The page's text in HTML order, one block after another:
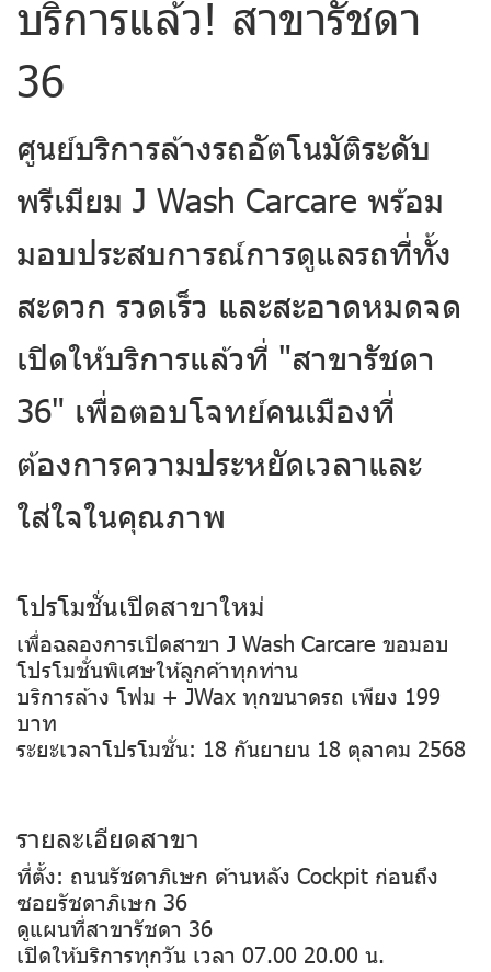
บริการแล้ว! สาขารัชดา
36
ศูนย์บริการล้างรถอัตโนมัติระดับ
พรีเมียม J Wash Carcare พร้อม
มอบประสบการณ์การดูแลรถที่ทั้ง
สะดวก รวดเร็ว และสะอาดหมดจด
เปิดให้บริการแล้วที่ "สาขารัชดา
36" เพื่อตอบโจทย์คนเมืองที่
ต้องการความประหยัดเวลาและ
ใส่ใจในคุณภาพ
โปรโมชั่นเปิดสาขาใหม่
เพื่อฉลองการเปิดสาขา J Wash Carcare ขอมอบ
โปรโมชั่นพิเศษให้ลูกค้าทุกท่าน
บริการล้าง โฟม + JWax ทุกขนาดรถ เพียง 199
บาท
ระยะเวลาโปรโมชั่น: 18 กันยายน 18 ตุลาคม 2568
รายละเอียดสาขา
ที่ตั้ง: ถนนรัชดาภิเษก ด้านหลัง Cockpit ก่อนถึง
ซอยรัชดาภิเษก 36
ดูแผนที่สาขารัชดา 36
เปิดให้บริการทุกวัน เวลา 07.00 20.00 น.